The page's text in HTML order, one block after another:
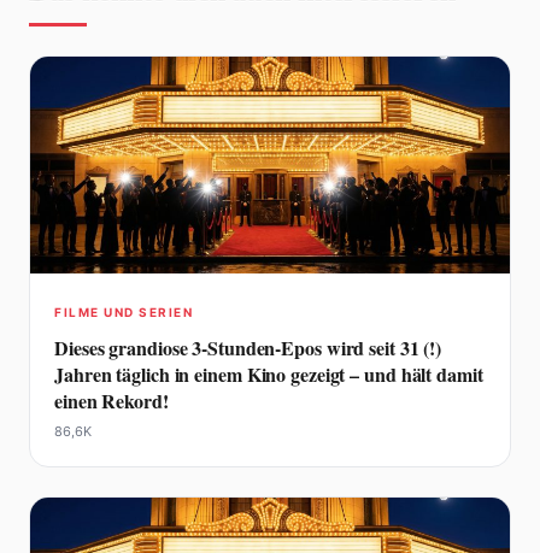
FILME UND SERIEN
Dieses grandiose 3-Stunden-Epos wird seit 31 (!)
Jahren täglich in einem Kino gezeigt – und hält damit
einen Rekord!
86,6K